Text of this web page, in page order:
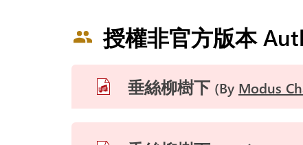
授權非官方版本
垂絲柳樹下 By Modus